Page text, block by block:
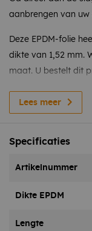
aanbrengen van
Deze EPDM-folie
dikte van 1,52 mm.
maat. U bestelt dit
Neem dan contact
EPDM kit
Lees meer
Specificaties
Artikelnummer
Dikte EPDM
Lengte